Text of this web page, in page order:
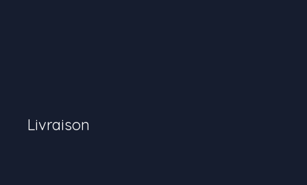
Livraison